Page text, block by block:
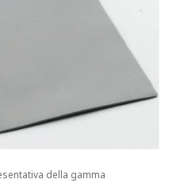
della gamma